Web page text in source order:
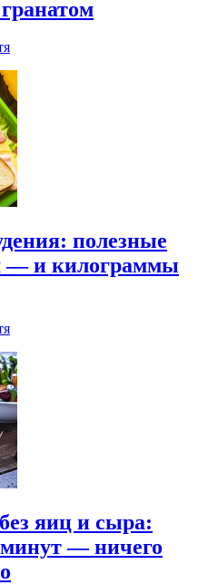
полезные
— и килограммы
яиц и сыра:
минут — ничего